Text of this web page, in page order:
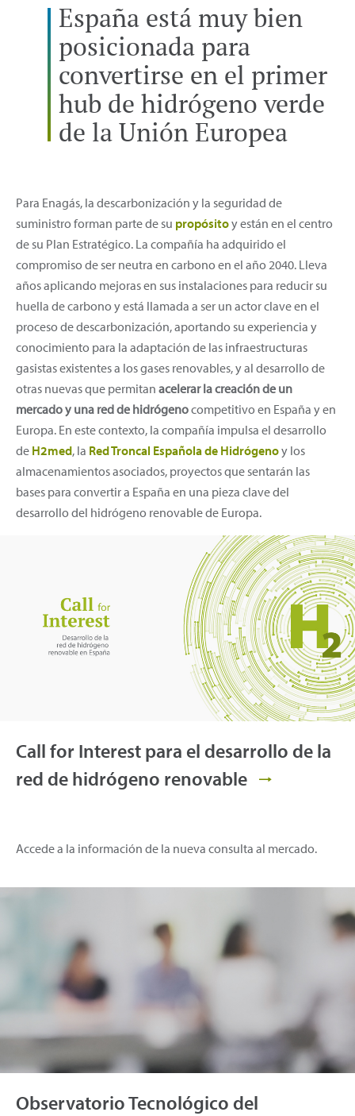
España está muy bien
posicionada para
convertirse en el primer
hub de hidrógeno verde
de la Unión Europea
Para Enagás, la descarbonización y la seguridad de
suministro forman parte de su propósitoy están en el centro
de su Plan Estratégico. La compañía ha adquirido el
compromiso de ser neutra en carbono en el año 2040. Lleva
años aplicando mejoras en sus instalaciones para reducir su
huella de carbono y está llamada a ser un actor clave en el
proceso de descarbonización, aportando su experiencia y
conocimiento para la adaptación de las infraestructuras
gasistas existentes a los gases renovables, y al desarrollo de
otras nuevas que permitan acelerar la creación de un
mercado y una red de hidrógenocompetitivo en España y en
Europa. En este contexto, la compañía impulsa el desarrollo
de H2med, la Red Troncal Española de Hidrógenoy los
almacenamientos asociados, proyectos que sentarán las
bases para convertir a España en una pieza clave del
desarrollo del hidrógeno renovable de Europa.
Call for Interest para el desarrollo de la
red de hidrógeno renovable
Accede a la información de la nueva consulta al mercado.
Observatorio Tecnológico del